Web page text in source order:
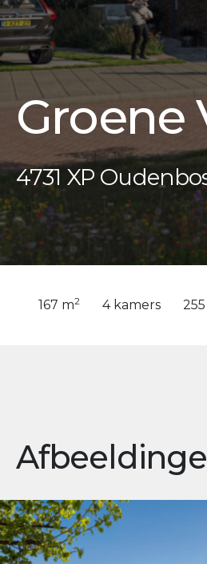
Groene
4731 XP
167 m2 4 kamers 255